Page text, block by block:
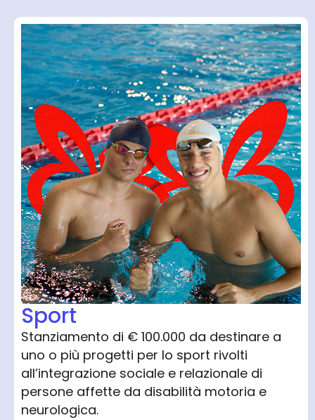
Sport
Stanziamento di € 100.000 da destinare a
uno o più progetti per lo sport rivolti
all’integrazione sociale e relazionale di
persone affette da disabilità motoria e
neurologica.